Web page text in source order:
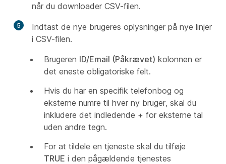
når du downloader CSV-filen.
5
Indtast de nye brugeres oplysninger på nye linjer
i CSV-filen.
Brugeren ID/Email (Påkrævet) kolonnen er
det eneste obligatoriske felt.
Hvis du har en specifik telefonbog og
eksterne numre til hver ny bruger, skal du
inkludere det indledende + for eksterne tal
uden andre tegn.
For at tildele en tjeneste skal du tilføje
TRUE i den pågældende tjenestes